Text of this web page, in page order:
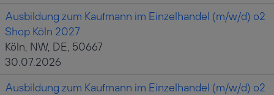
Ausbildung zum Kaufmann im Einzelhandel (m/w/d) o2
Shop Köln 2027
Köln, NW, DE, 50667
30.07.2026
Ausbildung zum Kaufmann im Einzelhandel (m/w/d) o2